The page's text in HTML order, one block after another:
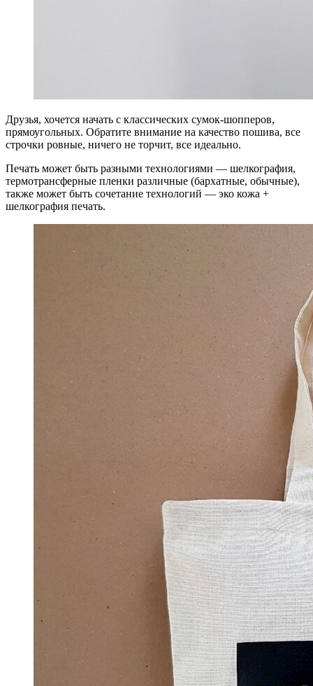
Друзья, хочется начать с классических сумок-шопперов,
прямоугольных. Обратите внимание на качество пошива, все
строчки ровные, ничего не торчит, все идеально.
Печать может быть разными технологиями — шелкография,
термотрансферные пленки различные (бархатные, обычные),
также может быть сочетание технологий — эко кожа +
шелкография печать.